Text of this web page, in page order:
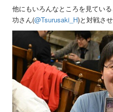
他にもいろんなところを見てい
功さん(@Tsurusaki_H)と対戦さ